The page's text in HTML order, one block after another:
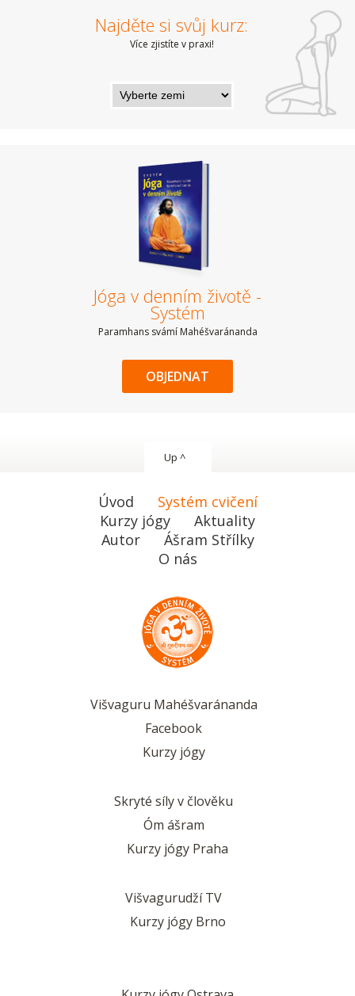
Najděte si svůj kurz:
Více zjistíte v praxi!
Jóga v denním životě -
Systém
Paramhans svámí Mahéšvaránanda
OBJEDNAT
Up ^
Úvod
Systém cvičení
Kurzy jógy
Aktuality
Autor
Ášram Střílky
O nás
Višvaguru Mahéšvaránanda
Facebook
Kurzy jógy
Skryté síly v člověku
Óm ášram
Kurzy jógy Praha
Višvagurudží TV
Kurzy jógy Brno